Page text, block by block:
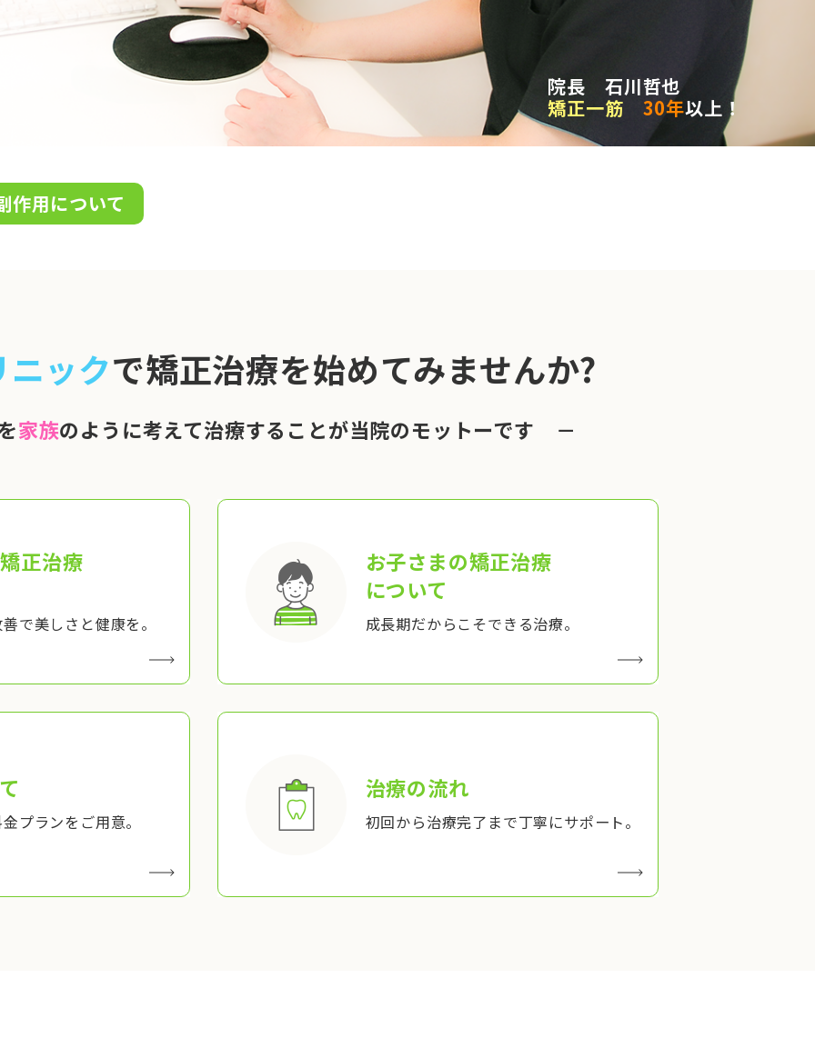
院長 石川哲也
矯正一筋
30年以上！
作用について
ックで矯正治療を始めてみませんか?
家族のように考えて治療することが当院のモットーです －
正治療
で美しさと健康を。
お子さまの矯正治療
について
成長期だからこそできる治療。
プランをご用意。
治療の流れ
初回から治療完了まで丁寧にサポート。